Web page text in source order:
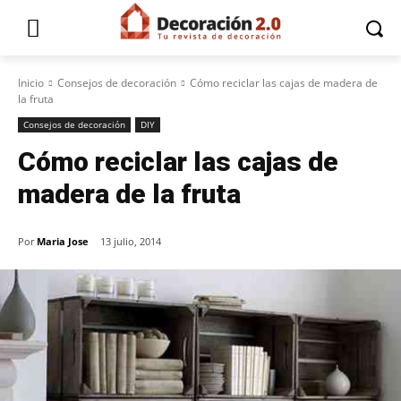
Inicio Consejos de decoración
Cómo reciclar las cajas de madera de
la fruta
Consejos de decoración DIY
Cómo reciclar las cajas de
madera de la fruta
Por Maria Jose 13 julio, 2014